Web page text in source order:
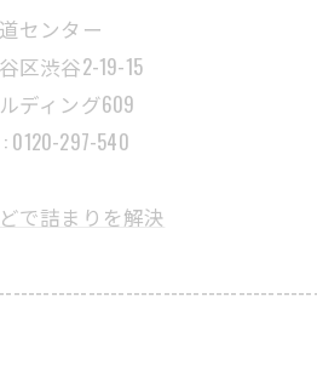
センター
区渋谷2-19-15
ディング609
0120-297-540
で詰まりを解決